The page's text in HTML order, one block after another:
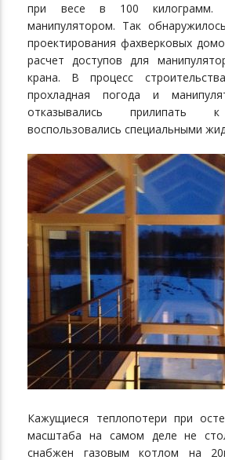
при весе в 100 килограмм.
манипулятором. Так
проектирования фахверковых
расчет доступов для
крана. В процесс
прохладная погода и
отказывались
воспользовались специальными
Кажущиеся теплопотери при
масштаба на самом деле не
снабжен газовым котлом на